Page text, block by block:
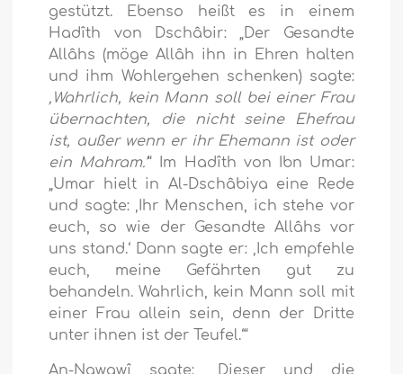
gestützt. Ebenso heißt es in einem
Hadîth von Dschâbir: „Der Gesandte
Allâhs (möge Allâh ihn in Ehren halten
und ihm Wohlergehen schenken) sagte:
‚Wahrlich, kein Mann soll bei einer Frau
übernachten, die nicht seine Ehefrau
ist, außer wenn er ihr Ehemann ist oder
ein Mahram.’“ Im Hadîth von Ibn Umar:
„Umar hielt in Al-Dschâbiya eine Rede
und sagte: ‚Ihr Menschen, ich stehe vor
euch, so wie der Gesandte Allâhs vor
uns stand.‘ Dann sagte er: ‚Ich empfehle
euch, meine Gefährten gut zu
behandeln. Wahrlich, kein Mann soll mit
einer Frau allein sein, denn der Dritte
unter ihnen ist der Teufel.‘“